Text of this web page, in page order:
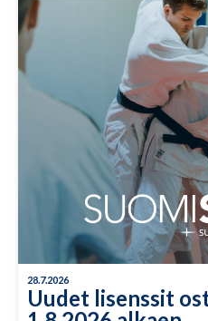
28.7.2026
Uudet lisenssit